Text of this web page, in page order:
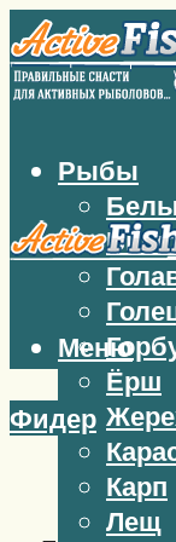
Рыбы
Ёрш
Карп
Лещ
Меню
Фидер